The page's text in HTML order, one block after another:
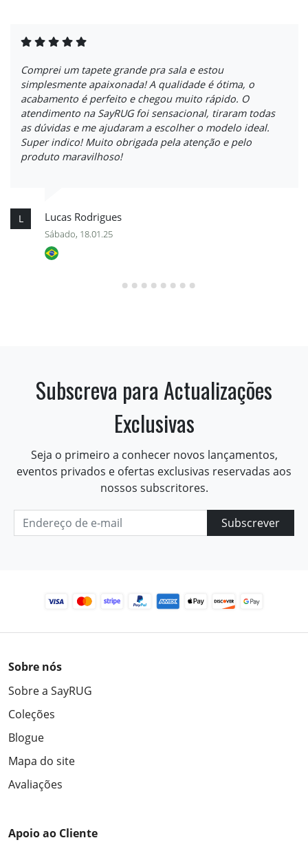
Comprei um tapete grande pra sala e estou
simplesmente apaixonada! A qualidade é ótima, o
acabamento é perfeito e chegou muito rápido. O
atendimento na SayRUG foi sensacional, tiraram todas
as dúvidas e me ajudaram a escolher o modelo ideal.
Super indico! Muito obrigada pela atenção e pelo
produto maravilhoso!
L Lucas Rodrigues
Sábado, 18.01.25
Subscreva para Actualizações
Exclusivas
Seja o primeiro a conhecer novos lançamentos,
eventos privados e ofertas exclusivas reservadas aos
nossos subscritores.
Subscrever
Sobre nós
Sobre a SayRUG
Coleções
Blogue
Mapa do site
Avaliações
Apoio ao Cliente